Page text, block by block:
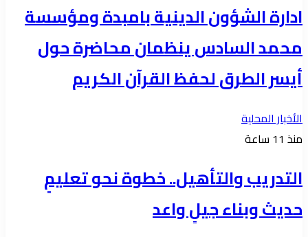
ادارة الشؤون الدينية بامبدة ومؤسسة
محمد السادس ينظمان محاضرة حول
أيسر الطرق لحفظ القرآن الكريم
الأخبار المحلية
منذ 11 ساعة
التدريب والتأهيل.. خطوة نحو تعليمٍ
حديث وبناء جيلٍ واعد